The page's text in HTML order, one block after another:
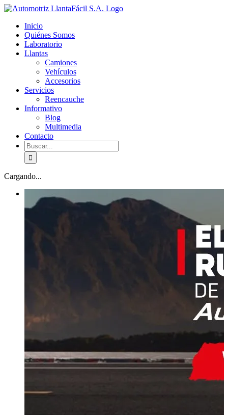
Skip
content
facebook
youtube
Inicio
Quiénes Somos
Laboratorio
Llantas
Camiones
Vehículos
Accesorios
Servicios
Reencauche
Informativo
Blog
Multimedia
Contacto
Buscar:
Cargando...